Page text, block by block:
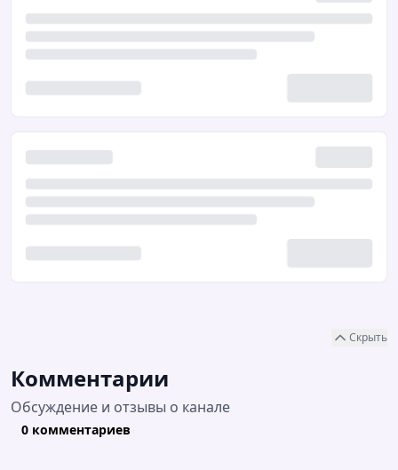
Скрыть
Комментарии
Обсуждение и отзывы о канале
0 комментариев